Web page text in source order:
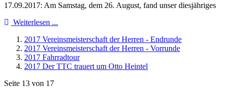
17.09.2017: Am Samstag, dem 26. August, fand unser diesjähriges
Weiterlesen ...
2017 Vereinsmeisterschaft der Herren - Endrunde
2017 Vereinsmeisterschaft der Herren - Vorrunde
2017 Fahrradtour
2017 Der TTC trauert um Otto Heintel
Seite 13 von 17